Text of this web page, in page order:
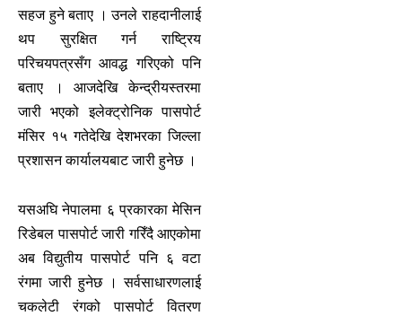
सहज हुने बताए । उनले राहदानीलाई
थप सुरक्षित गर्न राष्ट्रिय
परिचयपत्रसँग आवद्ध गरिएको पनि
बताए । आजदेखि केन्द्रीयस्तरमा
जारी भएको इलेक्ट्रोनिक पासपोर्ट
मंसिर १५ गतेदेखि देशभरका जिल्ला
प्रशासन कार्यालयबाट जारी हुनेछ ।
यसअघि नेपालमा ६ प्रकारका मेसिन
रिडेबल पासपोर्ट जारी गरिँदै आएकोमा
अब विद्युतीय पासपोर्ट पनि ६ वटा
रंगमा जारी हुनेछ । सर्वसाधारणलाई
चकलेटी रंगको पासपोर्ट वितरण